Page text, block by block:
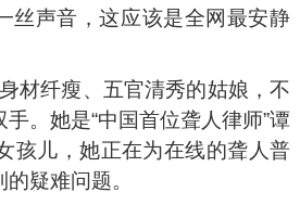
丝声音，这应该是全网最安静
材纤瘦、五官清秀的姑娘，不
。她是“中国首位聋人律师”谭
孩儿，她正在为在线的聋人普
疑难问题。